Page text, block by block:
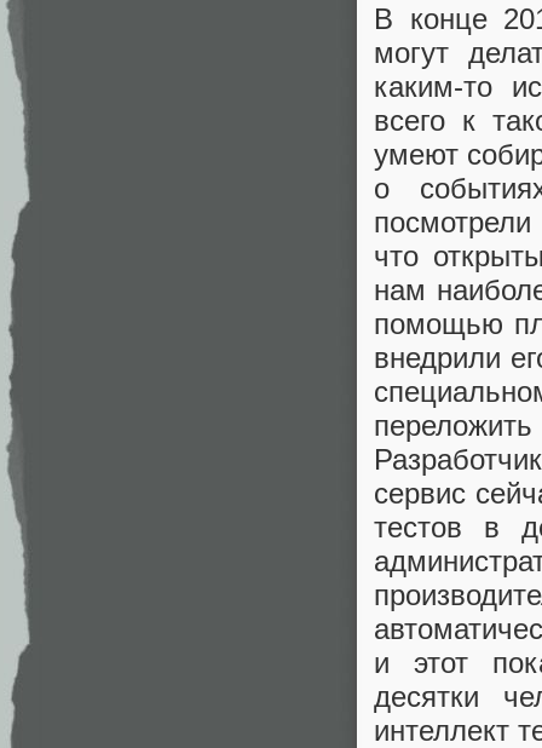
В конце
могут
каким-то
всего к
умеют
о
что
нам
помощью
внедрили
сервис
тестов в
и этот
десятки
интеллект